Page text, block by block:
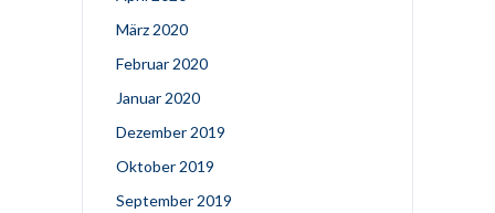
März 2020
Februar 2020
Januar 2020
Dezember 2019
Oktober 2019
September 2019